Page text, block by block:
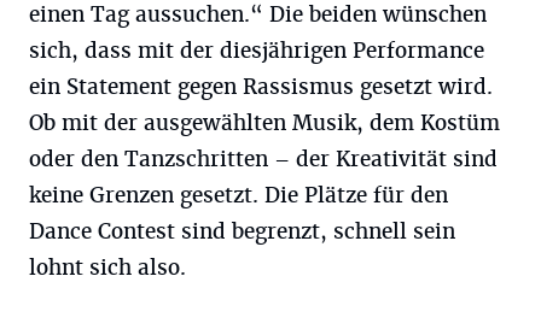
einen Tag aussuchen.“ Die beiden wünschen
sich, dass mit der diesjährigen Performance
ein Statement gegen Rassismus gesetzt wird.
Ob mit der ausgewählten Musik, dem Kostüm
oder den Tanzschritten – der Kreativität sind
keine Grenzen gesetzt. Die Plätze für den
Dance Contest sind begrenzt, schnell sein
lohnt sich also.